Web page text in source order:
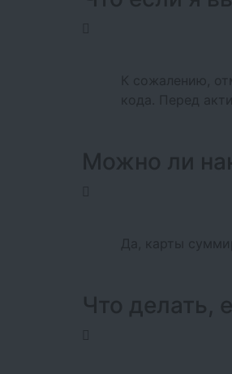
К сожалению,
кода. Перед
Можно ли
Да, карты
Что делать,